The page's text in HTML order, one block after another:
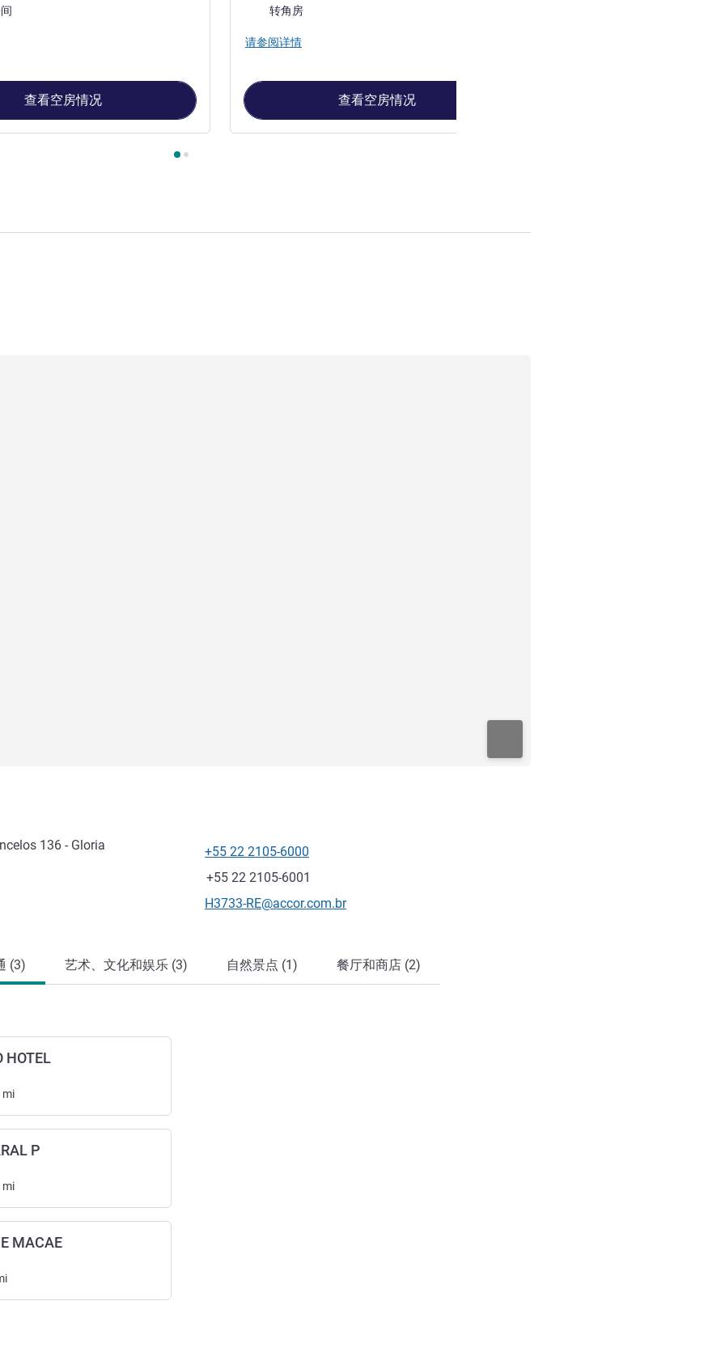
查看空房情况
大部分的住宿:
转角房
请参阅详情
查看空房情况
136 - Gloria
电话
+55 22 2105-6000
传真
+55 22 2105-6001
联系电子邮件
H3733-RE@accor.com.br
(3) 艺术、文化和娱乐 (3) 自然景点 (1) 餐厅和商店 (2)
HOTEL
mi
P
mi
MACAE